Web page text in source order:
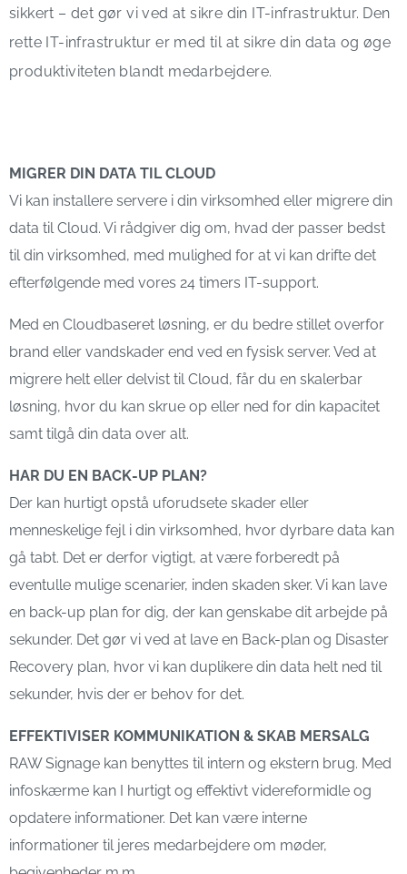
sikkert – det gør vi ved at sikre din IT-infrastruktur. Den
rette IT-infrastruktur er med til at sikre din data og øge
produktiviteten blandt medarbejdere.
MIGRER DIN DATA TIL CLOUD
Vi kan installere servere i din virksomhed eller migrere din
data til Cloud. Vi rådgiver dig om, hvad der passer bedst
til din virksomhed, med mulighed for at vi kan drifte det
efterfølgende med vores 24 timers IT-support.
Med en Cloudbaseret løsning, er du bedre stillet overfor
brand eller vandskader end ved en fysisk server. Ved at
migrere helt eller delvist til Cloud, får du en skalerbar
løsning, hvor du kan skrue op eller ned for din kapacitet
samt tilgå din data over alt.
HAR DU EN BACK-UP PLAN?
Der kan hurtigt opstå uforudsete skader eller
menneskelige fejl i din virksomhed, hvor dyrbare data kan
gå tabt. Det er derfor vigtigt, at være forberedt på
eventulle mulige scenarier, inden skaden sker. Vi kan lave
en back-up plan for dig, der kan genskabe dit arbejde på
sekunder. Det gør vi ved at lave en Back-plan og Disaster
Recovery plan, hvor vi kan duplikere din data helt ned til
sekunder, hvis der er behov for det.
EFFEKTIVISER KOMMUNIKATION & SKAB MERSALG
RAW Signage kan benyttes til intern og ekstern brug. Med
infoskærme kan I hurtigt og effektivt videreformidle og
opdatere informationer. Det kan være interne
informationer til jeres medarbejdere om møder,